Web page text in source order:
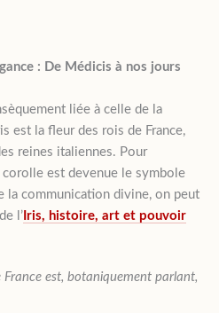
: De Médicis à nos jours
liée à celle de la
est la fleur des rois de France,
reines italiennes. Pour
est devenue le symbole
la communication divine, on peut
l’ Iris, histoire, art et pouvoir
France est, botaniquement parlant,